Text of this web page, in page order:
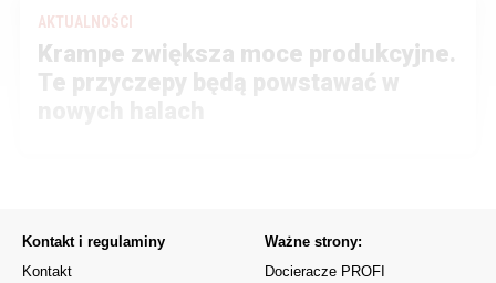
AKTUALNOŚCI
Krampe zwiększa moce produkcyjne.
Te przyczepy będą powstawać w
Kontakt i regulaminy
Kontakt
Ważne strony:
Docieracze PROFI